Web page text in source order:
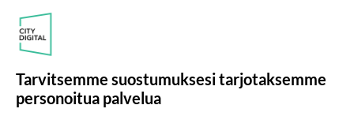
Lihakset kuihtuvat jos niitä ei käytä ja se ei ole
kenellekään hyväksi. Tuo sairasta ja epäterveellistä
laihdutusta.
Tarvitsemme suostumuksesi tarjotaksemme
personoitua palvelua